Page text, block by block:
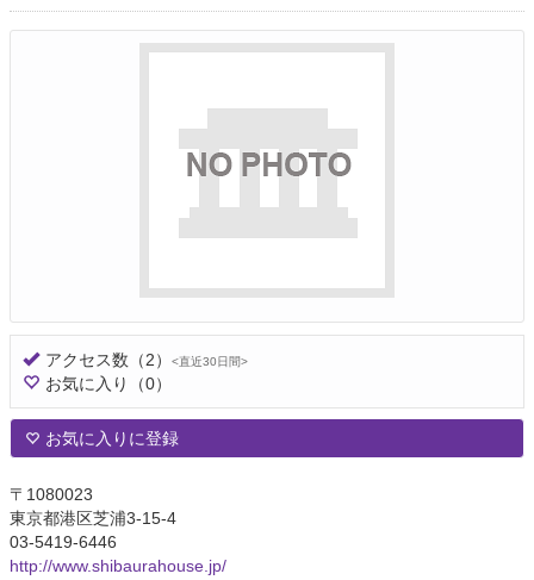
o
n
t
i
アクセス数 （2） <直近30日間>
お気に入り （0）
お気に入りに登録
〒1080023
東京都港区芝浦3-15-4
03-5419-6446
http://www.shibaurahouse.jp/